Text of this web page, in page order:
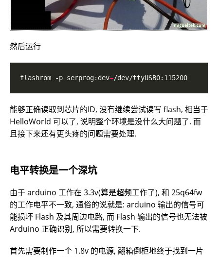
然后运行
flashrom -p serprog:dev=
能够正确读取到芯片的ID, 没有继续尝试读写 flash, 相当于
HelloWorld 可以了, 说明整个环境是没什么大问题了. 而
且接下来还有更头疼的问题需要处理.
电平转换是一个深坑
由于 arduino 工作在 3.3v(算是超频工作了), 和 25q64fw
的工作电平不一致, 通俗的说就是: arduino 输出的信号可
能损坏 Flash 及其周边电路, 而 Flash 输出的信号也无法被
Arduino 正确识别, 所以需要转换一下.
首先需要制作一个 1.8v 的电源, 翻箱倒柜地终于找到一片